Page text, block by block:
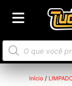
Início /